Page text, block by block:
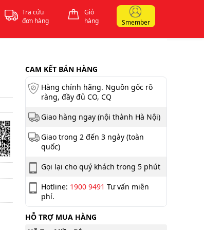
Tra cứu
đơn hàng
Giỏ
hàng
Smember
CAM KẾT BÁN HÀNG
Hàng chính hãng. Nguồn gốc rõ
ràng, đầy đủ CO, CQ
Giao hàng ngay (nội thành Hà Nội)
Giao trong 2 đến 3 ngày (toàn
quốc)
Gọi lại cho quý khách trong 5 phút
Hotline: 1900 9491 Tư vấn miễn
phí.
HỖ TRỢ MUA HÀNG